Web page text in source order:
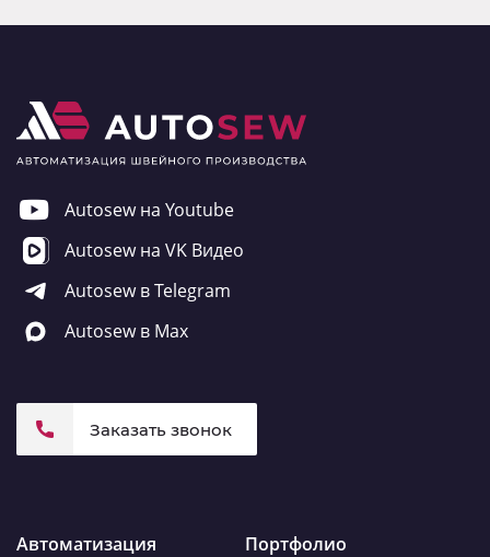
Autosew на Youtube
Autosew на VK Видео
Autosew в Telegram
Autosew в Max
Автоматизация Портфолио
Заказать звонок